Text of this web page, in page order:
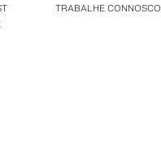
TRABALHE CONNOSCO